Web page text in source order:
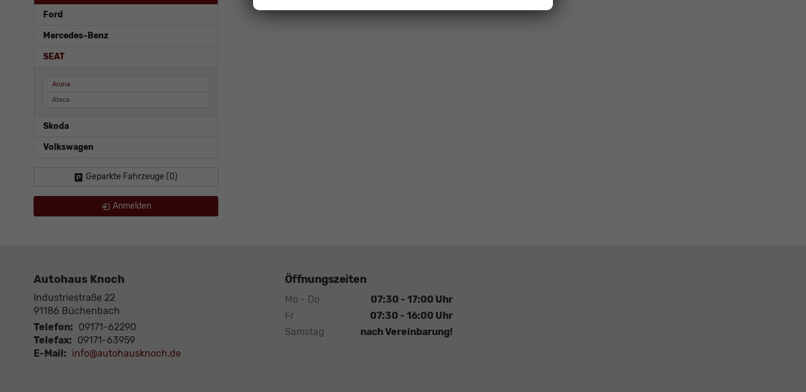
Ford
Mercedes-Benz
SEAT
Arona
Ateca
Skoda
Volkswagen
Geparkte Fahrzeuge (0)
Anmelden
Autohaus Knoch
Industriestraße 22
91186 Büchenbach
Telefon: 09171-62290
Telefax: 09171-63959
E-Mail: info@autohausknoch.de
Öffnungszeiten
Mo - Do
07:30 - 17:00 Uhr
Fr
07:30 - 16:00 Uhr
Samstag
nach Vereinbarung!